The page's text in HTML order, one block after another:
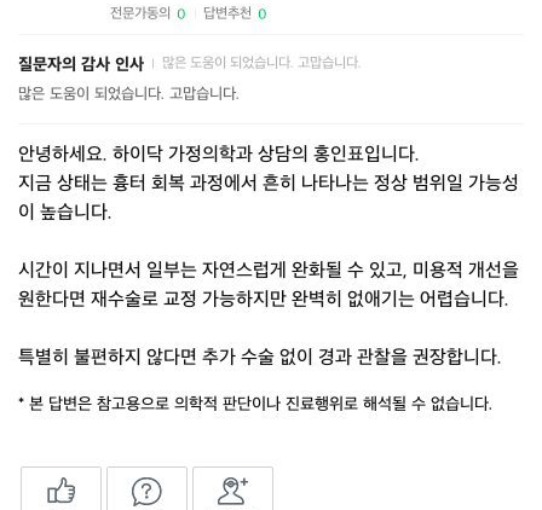
전문가동의 0 답변추천 0
질문자의 감사 인사 많은 도움이 되었습니다. 고맙습니다.
많은 도움이 되었습니다. 고맙습니다.
안녕하세요. 하이닥 가정의학과 상담의 홍인표입니다.
지금 상태는 흉터 회복 과정에서 흔히 나타나는 정상 범위일 가능성
이 높습니다.
시간이 지나면서 일부는 자연스럽게 완화될 수 있고, 미용적 개선을
원한다면 재수술로 교정 가능하지만 완벽히 없애기는 어렵습니다.
특별히 불편하지 않다면 추가 수술 없이 경과 관찰을 권장합니다.
* 본 답변은 참고용으로 의학적 판단이나 진료행위로 해석될 수 없습니다.